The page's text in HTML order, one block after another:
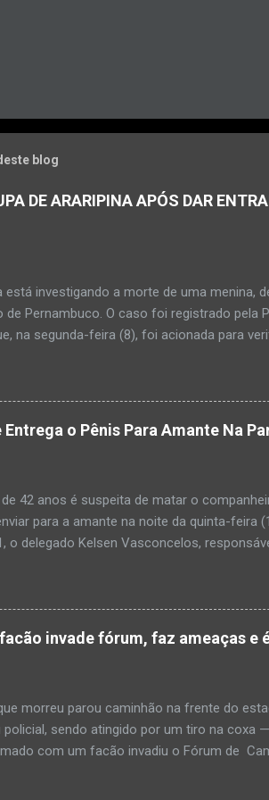
blog
DE ARARIPINA APÓS DAR
está investigando a morte de uma menina,
de Pernambuco. O caso foi registrado pela
na segunda-feira (8), foi acionada para
da PM mostra que, segundo
de desidratação e desnutrição, além
que a criança estava apresentando,
pais só levaram a menina para UPA após
O...
o Pênis Para Amante Na
42 anos é suspeita de matar o
para a amante na noite da quinta-feira
o delegado Kelsen Vasconcelos,
manhã desta sexta-feira (16), que antes de
para o filho mais velho, de 18 anos.
relacionamento, deixe os dois irmãos
todo o crime”. Após matar o
invade fórum, faz ameaças e
morreu parou caminhão na frente do
policial, sendo atingido por um tiro na coxa
com um facão invadiu o Fórum de
que já tinha sido preso por porte